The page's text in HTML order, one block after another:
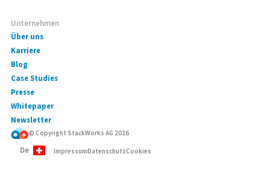
Unternehmen
Über uns
Karriere
Blog
Case Studies
Presse
Whitepaper
Newsletter
© Copyright StackWorks AG 2026
De ImpressumDatenschutzCookies